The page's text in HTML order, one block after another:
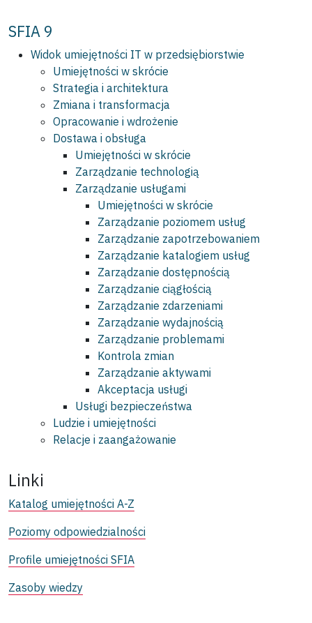
SFIA 9
Widok umiejętności IT w przedsiębiorstwie
Umiejętności w skrócie
Strategia i architektura
Zmiana i transformacja
Opracowanie i wdrożenie
Dostawa i obsługa
Umiejętności w skrócie
Zarządzanie technologią
Zarządzanie usługami
Umiejętności w skrócie
Zarządzanie poziomem usług
Zarządzanie zapotrzebowaniem
Zarządzanie katalogiem usług
Zarządzanie dostępnością
Zarządzanie ciągłością
Zarządzanie zdarzeniami
Zarządzanie wydajnością
Zarządzanie problemami
Kontrola zmian
Zarządzanie aktywami
Akceptacja usługi
Usługi bezpieczeństwa
Ludzie i umiejętności
Relacje i zaangażowanie
Linki
Katalog umiejętności A-Z
Poziomy odpowiedzialności
Profile umiejętności SFIA
Zasoby wiedzy